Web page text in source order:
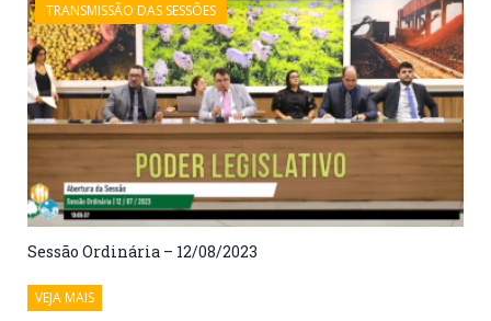
TRANSMISSÃO DAS SESSÕES
Sessão Ordinária – 12/08/2023
VEJA MAIS